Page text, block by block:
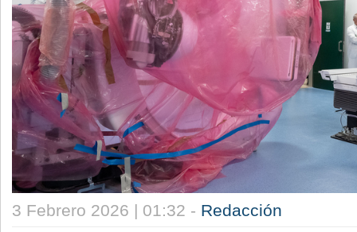
3 Febrero 2026 | 01:32 - Redacción